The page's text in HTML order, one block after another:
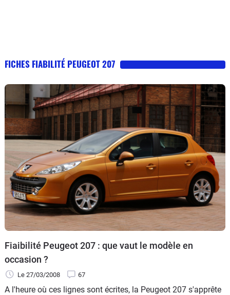
FICHES FIABILITÉ PEUGEOT 207
Fiaibilité Peugeot 207 : que vaut le modèle en
occasion ?
Le 27/03/2008 67
A l'heure où ces lignes sont écrites, la Peugeot 207 s'apprête